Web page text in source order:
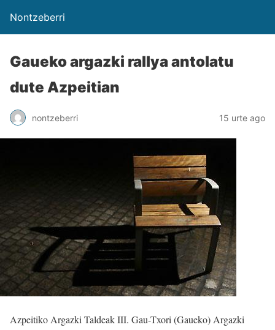
Nontzeberri
Gaueko argazki rallya antolatu
dute Azpeitian
nontzeberri 15 urte ago
Azpeitiko Argazki Taldeak III. Gau-Txori (Gaueko) Argazki